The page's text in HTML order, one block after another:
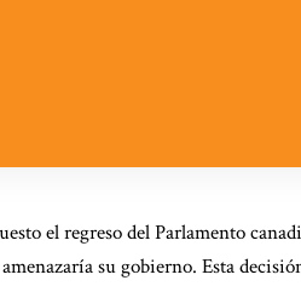
el regreso del Parlamento
su gobierno. Esta